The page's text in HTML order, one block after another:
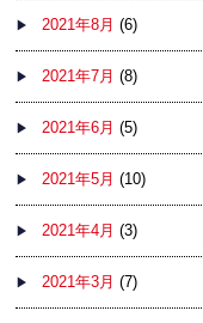
2021年8月 (6)
2021年7月 (8)
2021年6月 (5)
2021年5月 (10)
2021年4月 (3)
2021年3月 (7)